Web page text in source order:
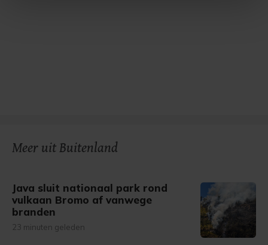
Meer uit Buitenland
Java sluit nationaal park rond
vulkaan Bromo af vanwege
branden
23 minuten geleden